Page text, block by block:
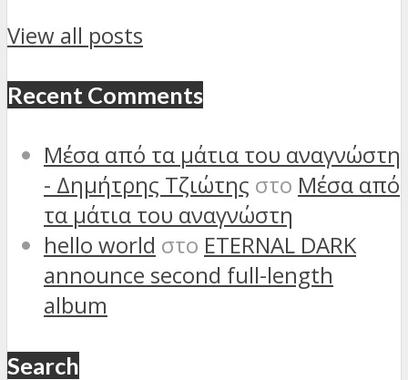
View all posts
Recent Comments
Μέσα από τα μάτια του αναγνώστη
- Δημήτρης Τζιώτης στο Μέσα από
τα μάτια του αναγνώστη
hello world στο ETERNAL DARK
announce second full-length
album
Search